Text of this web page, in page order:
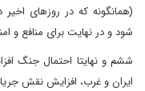
(همانگونه که در روزهای
شود و در نهایت برای منافع و
ششم و نهایتا احتمال جنگ
ایران و غرب، افزایش نقش